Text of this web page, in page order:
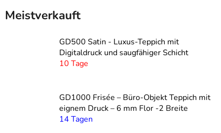
Meistverkauft
GD500 Satin - Luxus-Teppich mit
Digitaldruck und saugfähiger Schicht
10 Tage
GD1000 Frisée – Büro-Objekt Teppich mit
eignem Druck – 6 mm Flor -2 Breite
14 Tagen